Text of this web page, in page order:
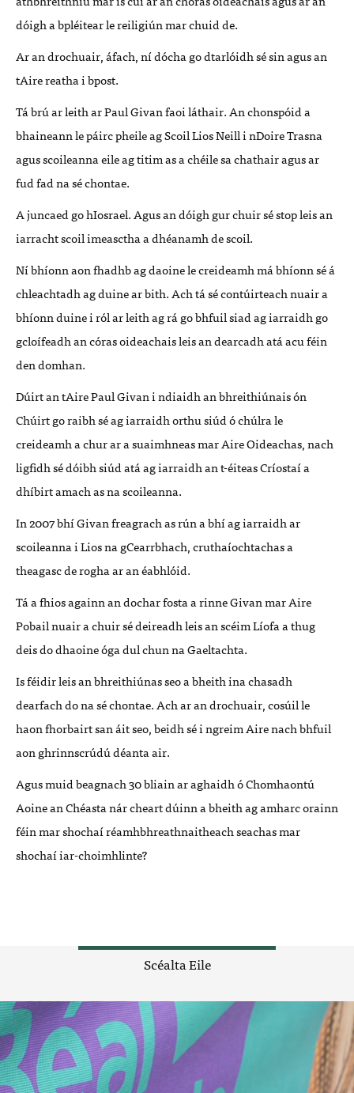
dóigh a bpléitear le reiligiún mar chuid de.
Ar an drochuair, áfach, ní dócha go dtarlóidh sé sin agus an
tAire reatha i bpost.
Tá brú ar leith ar Paul Givan faoi láthair. An chonspóid a
bhaineann le páirc pheile ag Scoil Lios Neill i nDoire Trasna
agus scoileanna eile ag titim as a chéile sa chathair agus ar
fud fad na sé chontae.
A juncaed go hIosrael. Agus an dóigh gur chuir sé stop leis an
iarracht scoil imeasctha a dhéanamh de scoil.
Ní bhíonn aon fhadhb ag daoine le creideamh má bhíonn sé á
chleachtadh ag duine ar bith. Ach tá sé contúirteach nuair a
bhíonn duine i ról ar leith ag rá go bhfuil siad ag iarraidh go
gcloífeadh an córas oideachais leis an dearcadh atá acu féin
den domhan.
Dúirt an tAire Paul Givan i ndiaidh an bhreithiúnais ón
Chúirt go raibh sé ag iarraidh orthu siúd ó chúlra le
creideamh a chur ar a suaimhneas mar Aire Oideachas, nach
ligfidh sé dóibh siúd atá ag iarraidh an t-éiteas Críostaí a
dhíbirt amach as na scoileanna.
In 2007 bhí Givan freagrach as rún a bhí ag iarraidh ar
scoileanna i Lios na gCearrbhach, cruthaíochtachas a
theagasc de rogha ar an éabhlóid.
Tá a fhios againn an dochar fosta a rinne Givan mar Aire
Pobail nuair a chuir sé deireadh leis an scéim Líofa a thug
deis do dhaoine óga dul chun na Gaeltachta.
Is féidir leis an bhreithiúnas seo a bheith ina chasadh
dearfach do na sé chontae. Ach ar an drochuair, cosúil le
haon fhorbairt san áit seo, beidh sé i ngreim Aire nach bhfuil
aon ghrinnscrúdú déanta air.
Agus muid beagnach 30 bliain ar aghaidh ó Chomhaontú
Aoine an Chéasta nár cheart dúinn a bheith ag amharc orainn
féin mar shochaí réamhbhreathnaitheach seachas mar
shochaí iar-choimhlinte?
Scéalta Eile